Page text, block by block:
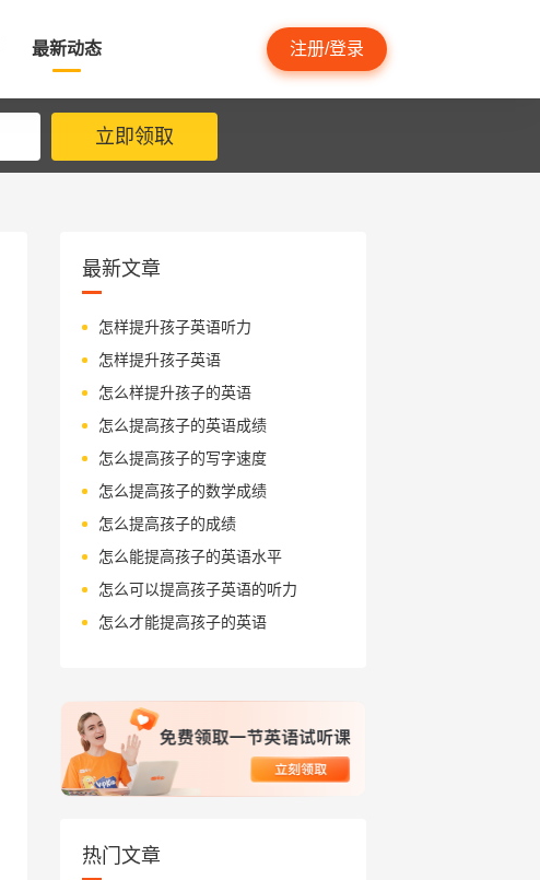
最新动态 注册/登录
立即领取
最新文章
怎样提升孩子英语听力
怎样提升孩子英语
怎么样提升孩子的英语
怎么提高孩子的英语成绩
怎么提高孩子的写字速度
怎么提高孩子的数学成绩
怎么提高孩子的成绩
怎么能提高孩子的英语水平
怎么可以提高孩子英语的听力
怎么才能提高孩子的英语
热门文章